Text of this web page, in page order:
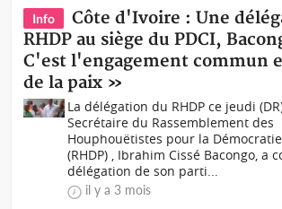
Info
Côte d'Ivoire : Une
RHDP au siège du PDCI,
C'est l'engagement commun
de la paix »
La délégation du RHDP ce jeudi
Secrétaire du Rassemblement des
Houphouëtistes pour la
(RHDP) , Ibrahim Cissé Bacongo, a
délégation de son parti...
il y a 3 mois